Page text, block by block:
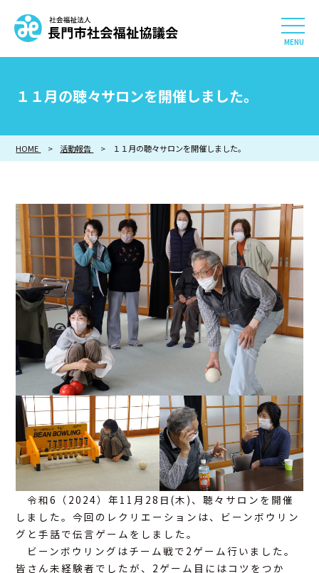
社会福祉法人 長門市社
相談したい
参加したい・貢献したい
利用したい
採用情報
アクセス
お問合せ
１１月の聴々サロンを開催しました。
HOME 活動報告 １１月の聴々サロンを開催しました。
令和6（2024）年11月28日(木)、聴々サロンを開催
しました。今回のレクリエーションは、ビーンボウリン
グと手話で伝言ゲームをしました。
ビーンボウリングはチーム戦で2ゲーム行いました。
皆さん未経験者でしたが、2ゲーム目にはコツをつか